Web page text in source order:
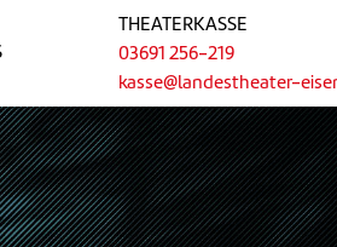
THEATERKASSE
03691 256-219
kasse@landestheater-